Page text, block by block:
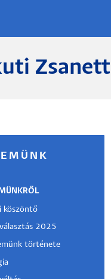
Zsanett
köszöntő
2025
története